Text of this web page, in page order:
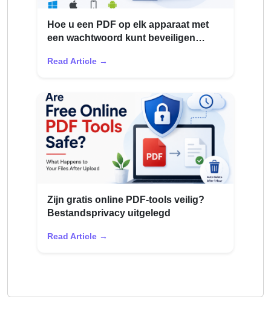
Hoe u een PDF op elk apparaat met
een wachtwoord kunt beveiligen
Read Article →
Zijn gratis online PDF-tools veilig?
Bestandsprivacy uitgelegd
Read Article →